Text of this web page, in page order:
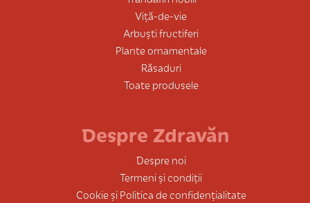
Viță-de-vie
Arbuști fructiferi
Plante ornamentale
Răsaduri
Toate produsele
Despre Zdravăn
Despre noi
Termeni și condiții
Cookie și Politica de confidențialitate